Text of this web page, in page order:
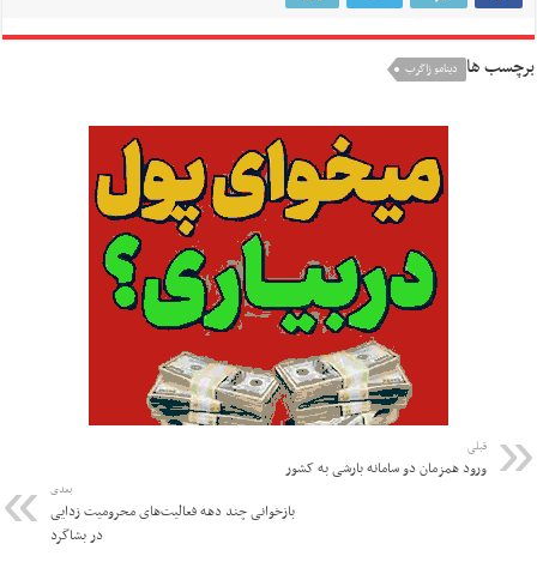
برچسب ها دینامو زاگرب
قبلی
ورود همزمان دو سامانه بارشی به کشور
بعدی
بازخوانی چند دهه فعالیت‌های محرومیت زدایی
در بشاگرد